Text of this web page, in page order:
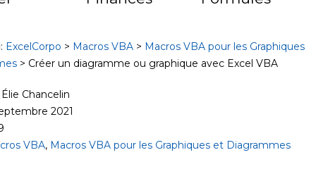
ExcelCorpo > Macros VBA > Macros VBA pour les Graphiques
> Créer un diagramme ou graphique avec Excel VBA
Élie Chancelin
2021
VBA, Macros VBA pour les Graphiques et Diagrammes